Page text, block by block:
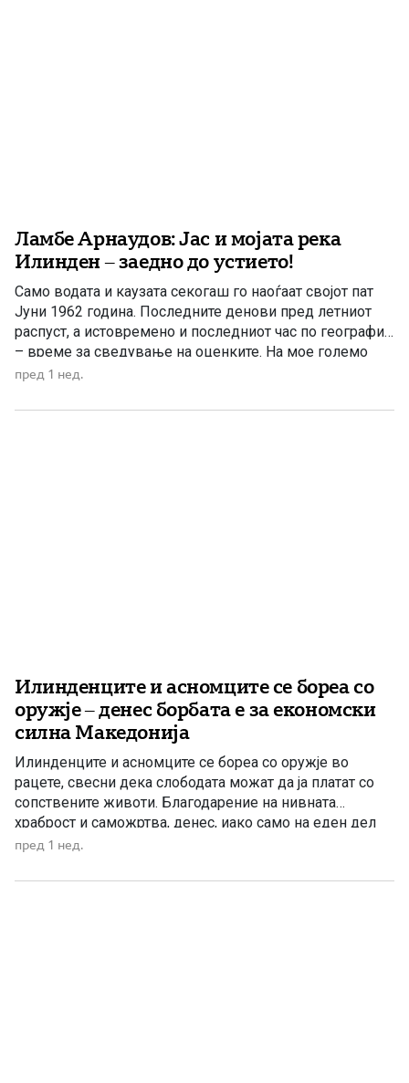
Ламбе Арнаудов: Јас и мојата река
Илинден – заедно до устието!
Само водата и каузата секогаш го наоѓаат својот пат
Јуни 1962 година. Последните денови пред летниот
распуст, а истовремено и последниот час по географија
– време за сведување на оценките. На мое големо
изненадување, учителката ме крена мене и ми
расчисти дилемите околу мојата конечна […]
пред 1 нед.
Илинденците и асномците се бореа со
оружје – денес борбата е за економски
силна Македонија
Илинденците и асномците се бореа со оружје во
рацете, свесни дека слободата можат да ја платат со
сопствените животи. Благодарение на нивната
храброст и саможртва, денес, иако само на еден дел
од Македонија, имаме сопствена држава, свој
македонското име. Нивниот аманет не е само да се
пред 1 нед.